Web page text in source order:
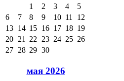
1
2 3 4
5
6
7 8 9 10 11
12
13 14 15 16 17 18 19
20 21 22 23 24 25 26
27 28 29 30
мая 2026